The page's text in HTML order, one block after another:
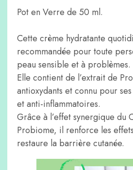
Pot en Verre de 50 ml.
Cette crème hydratante
recommandée pour toute
peau sensible et à problèmes.
Elle contient de l’extrait de
antioxydants et connu pour
et anti-inflammatoires.
Grâce à l’effet synergique du
Probiome, il renforce les
restaure la barrière cutanée.